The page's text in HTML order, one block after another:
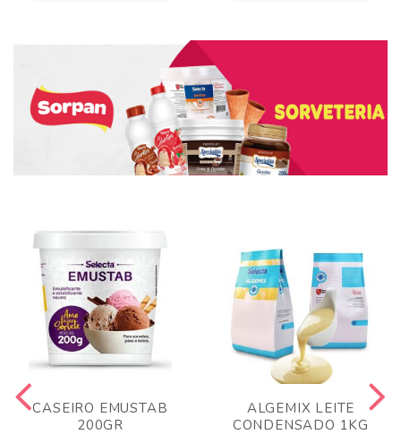
CASEIRO EMUSTAB
200GR
ALGEMIX LEITE
CONDENSADO 1KG